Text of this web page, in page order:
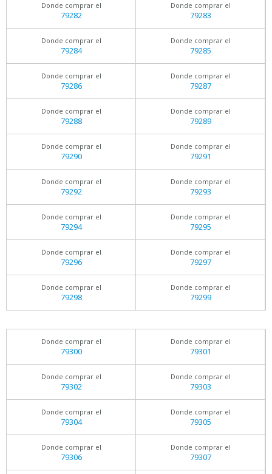
Donde comprar el
79282
Donde comprar el
79283
Donde comprar el
79284
Donde comprar el
79285
Donde comprar el
79286
Donde comprar el
79287
Donde comprar el
79288
Donde comprar el
79289
Donde comprar el
79290
Donde comprar el
79291
Donde comprar el
79292
Donde comprar el
79293
Donde comprar el
79294
Donde comprar el
79295
Donde comprar el
79296
Donde comprar el
79297
Donde comprar el
79298
Donde comprar el
79299
Donde comprar el
79300
Donde comprar el
79301
Donde comprar el
79302
Donde comprar el
79303
Donde comprar el
79304
Donde comprar el
79305
Donde comprar el
79306
Donde comprar el
79307